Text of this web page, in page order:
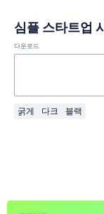
심플 스타트업
다운로드
굵게 다크 블랙